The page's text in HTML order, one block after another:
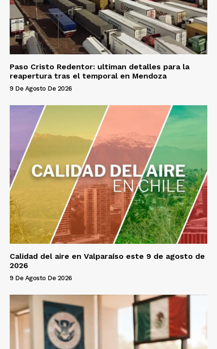
Paso Cristo Redentor: ultiman detalles para la
reapertura tras el temporal en Mendoza
9 De Agosto De 2026
Calidad del aire en Valparaíso este 9 de agosto de
2026
9 De Agosto De 2026